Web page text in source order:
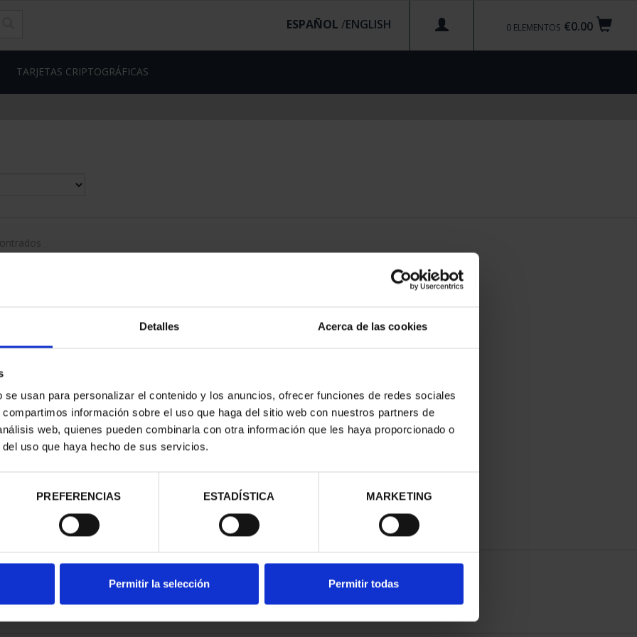
Detalles Acerca de las cookies
usan para personalizar el contenido y los anuncios, ofrecer funciones de redes sociales
información sobre el uso que haga del sitio web con nuestros partners de
web, quienes pueden combinarla con otra información que les haya proporcionado o
uso que haya hecho de sus servicios.
PREFERENCIAS ESTADÍSTICA MARKETING
Permitir la selección Permitir todas
€0.00
0 ELEMENTOS
ESPAÑOL /
TARJETAS CRIPTOGRÁFICAS
II -
CIUDADES PATRIMONIO II -
SALAMANCA